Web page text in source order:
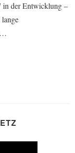
in der Entwicklung –